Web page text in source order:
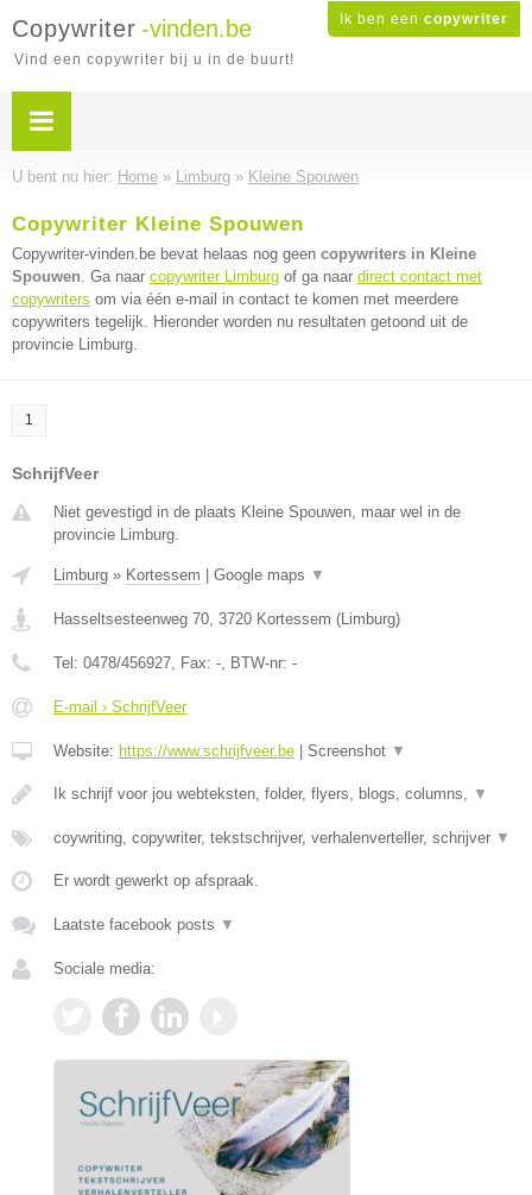
Ik ben een copywriter
Copywriter -vinden.be
Vind een copywriter bij u in de buurt!
U bent nu hier: Home » Limburg » Kleine Spouwen
Copywriter Kleine Spouwen
Copywriter-vinden.be bevat helaas nog geen copywriters in Kleine
Spouwen. Ga naar copywriter Limburg of ga naar direct contact met
copywriters om via één e-mail in contact te komen met meerdere
copywriters tegelijk. Hieronder worden nu resultaten getoond uit de
provincie Limburg.
1
SchrijfVeer
Niet gevestigd in de plaats Kleine Spouwen, maar wel in de
provincie Limburg.
Limburg » Kortessem Google maps ▼
Hasseltsesteenweg 70, 3720 Kortessem (Limburg)
Tel: 0478/456927, Fax: -, BTW-nr: -
E-mail › SchrijfVeer
Website: https://www.schrijfveer.be Screenshot ▼
Ik schrijf voor jou webteksten, folder, flyers, blogs, columns, ▼
coywriting, copywriter, tekstschrijver, verhalenverteller, schrijver ▼
Er wordt gewerkt op afspraak.
Laatste facebook posts ▼
Sociale media: